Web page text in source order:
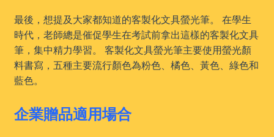
最後，想提及大家都知道的客製化文具螢光筆。 在學生
時代，老師總是催促學生在考試前拿出這樣的客製化文具
筆，集中精力學習。 客製化文具螢光筆主要使用螢光顏
料書寫，五種主要流行顏色為粉色、橘色、黃色、綠色和
藍色。
企業贈品適用場合